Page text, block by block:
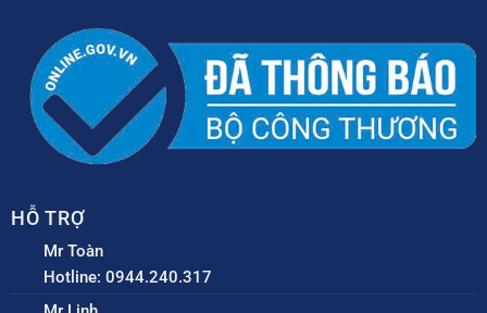
HỖ TRỢ
Mr Toàn
Hotline: 0944.240.317